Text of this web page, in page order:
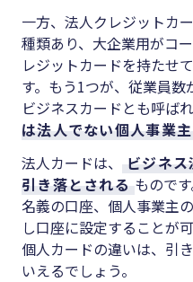
一方、法人クレジットカ
種類あり、大企業用がコ
レジットカードを持たせ
す。もう1つが、従業員数
ビジネスカードとも呼ばれ
は法人でない個人事業
法人カードは、
ビジネ
引き落とされる もので
名義の口座、個人事業主
し口座に設定することが
個人カードの違いは、引
いえるでしょう。